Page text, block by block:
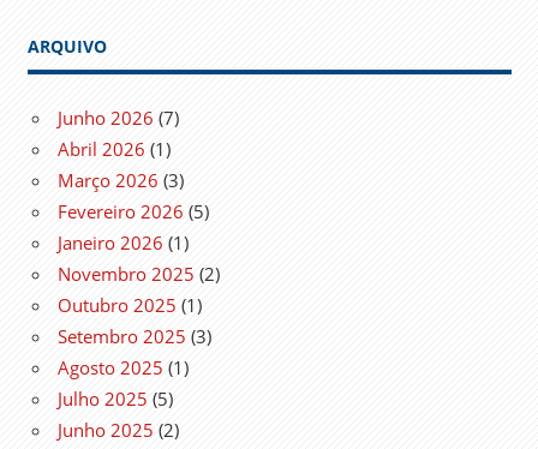
ARQUIVO
Junho 2026 (7)
Abril 2026 (1)
Março 2026 (3)
Fevereiro 2026 (5)
Janeiro 2026 (1)
Novembro 2025 (2)
Outubro 2025 (1)
Setembro 2025 (3)
Agosto 2025 (1)
Julho 2025 (5)
Junho 2025 (2)